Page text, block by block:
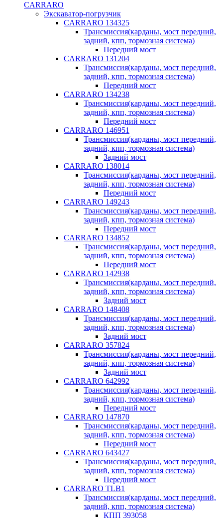
CARRARO
Экскаватор-погрузчик
CARRARO 134325
Трансмиссия(карданы, мост передний,
задний, кпп, тормозная система)
Передний мост
CARRARO 131204
Трансмиссия(карданы, мост передний,
задний, кпп, тормозная система)
Передний мост
CARRARO 134238
Трансмиссия(карданы, мост передний,
задний, кпп, тормозная система)
Передний мост
CARRARO 146951
Трансмиссия(карданы, мост передний,
задний, кпп, тормозная система)
Задний мост
CARRARO 138014
Трансмиссия(карданы, мост передний,
задний, кпп, тормозная система)
Передний мост
CARRARO 149243
Трансмиссия(карданы, мост передний,
задний, кпп, тормозная система)
Передний мост
CARRARO 134852
Трансмиссия(карданы, мост передний,
задний, кпп, тормозная система)
Передний мост
CARRARO 142938
Трансмиссия(карданы, мост передний,
задний, кпп, тормозная система)
Задний мост
CARRARO 148408
Трансмиссия(карданы, мост передний,
задний, кпп, тормозная система)
Задний мост
CARRARO 357824
Трансмиссия(карданы, мост передний,
задний, кпп, тормозная система)
Задний мост
CARRARO 642992
Трансмиссия(карданы, мост передний,
задний, кпп, тормозная система)
Передний мост
CARRARO 147870
Трансмиссия(карданы, мост передний,
задний, кпп, тормозная система)
Передний мост
CARRARO 643427
Трансмиссия(карданы, мост передний,
задний, кпп, тормозная система)
Передний мост
CARRARO TLB1
Трансмиссия(карданы, мост передний,
задний, кпп, тормозная система)
КПП 393058